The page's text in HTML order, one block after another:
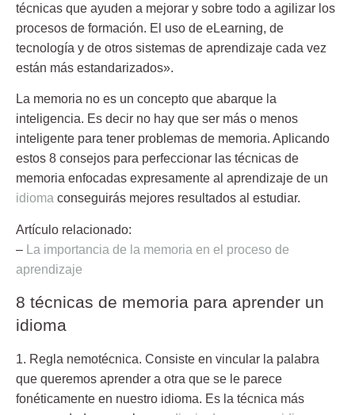
técnicas que ayuden a mejorar y sobre todo a agilizar los
procesos de formación. El uso de eLearning, de
tecnología y de otros sistemas de aprendizaje cada vez
están más estandarizados».
La memoria no es un concepto que abarque la
inteligencia. Es decir no hay que ser más o menos
inteligente para tener problemas de memoria. Aplicando
estos 8 consejos para perfeccionar las técnicas de
memoria enfocadas expresamente al aprendizaje de un
idioma conseguirás mejores resultados al estudiar.
Artículo relacionado:
–
La importancia de la memoria en el proceso de
aprendizaje
8 técnicas de memoria para aprender un
idioma
1. Regla nemotécnica. Consiste en vincular la palabra
que queremos aprender a otra que se le parece
fonéticamente en nuestro idioma. Es la técnica más